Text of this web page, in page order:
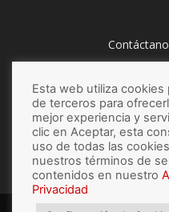
Esta web utiliza cookies
de terceros para
mejor experiencia y
clic en Aceptar, esta
uso de todas las
nuestros términos de
contenidos en nuestro
Privacidad